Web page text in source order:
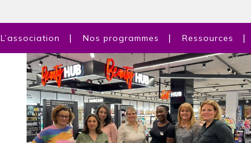
L’association Nos programmes Ressources